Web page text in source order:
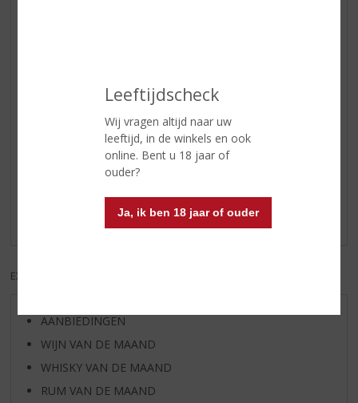
Leeftijdscheck
Wij vragen altijd naar uw
leeftijd, in de winkels en ook
online. Bent u 18 jaar of
ouder?
Ja, ik ben 18 jaar of ouder
vlees of jong / belegen kazen.
Reviews
Er zijn nog geen reviews geplaatst voor dit product
EXCL. BTW
AANBIEDINGEN
WIJN VAN DE MAAND
WHISKY VAN DE MAAND
RUM VAN DE MAAND